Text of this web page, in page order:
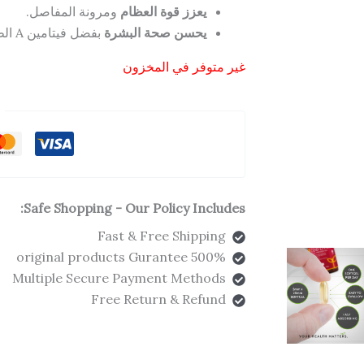
يعزز قوة العظام ومرونة المفاصل.
يحسن صحة البشرة بفضل فيتامين A الطبيعي.
غير متوفر في المخزون
Safe Shopping - Our Policy Includes:
Fast & Free Shipping
500% original products Gurantee
Multiple Secure Payment Methods
Free Return & Refund